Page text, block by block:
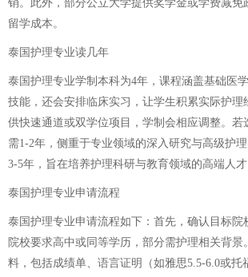
销。此外，部分公立大学提供奖学金或学费减免
留学成本。
泰国护理专业读几年
泰国护理专业学制本科为4年，课程涵盖基础医
技能，还会安排临床实习，让学生积累实际护理
供快速通道或双学位项目，学制会相应调整。若
需1-2年，侧重于专业领域的深入研究与高级护
3-5年，旨在培养护理科研与教育领域的高端人才
泰国护理专业申请流程
泰国护理专业申请流程如下：首先，确认目标院
院校要求高中或同等学历，部分需护理相关背景
料，包括成绩单、语言证明（如雅思5.5-6.0或托